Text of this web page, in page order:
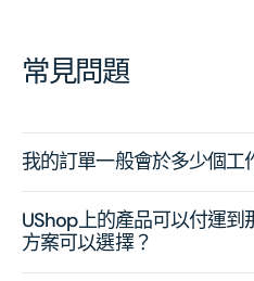
常見問題
我的訂單一般會於多少個工
UShop上的產品可以付運
方案可以選擇？